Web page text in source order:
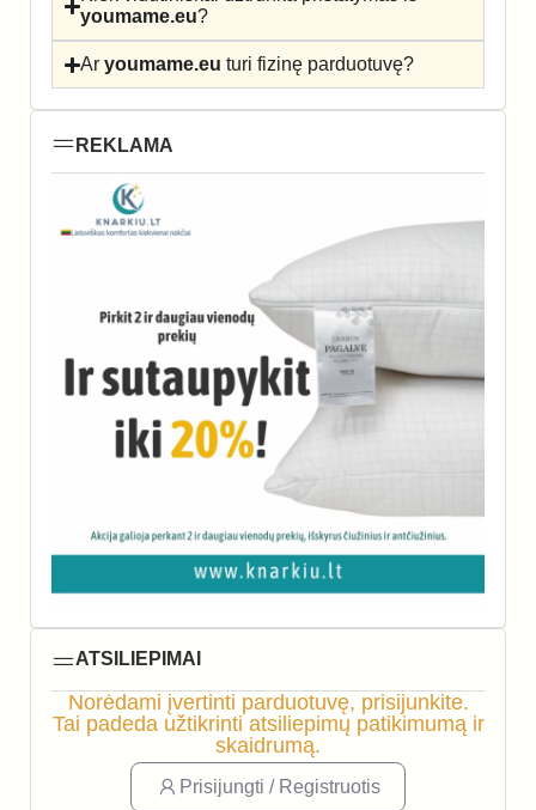
youmame.eu?
Aryoumame.eu turi fizinę parduotuvę?
REKLAMA
ATSILIEPIMAI
Norėdami įvertinti parduotuvę, prisijunkite.
Tai padeda užtikrinti atsiliepimų patikimumą ir
skaidrumą.
Prisijungti / Registruotis